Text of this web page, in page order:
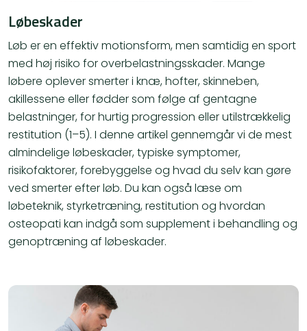
Løbeskader
Løb er en effektiv motionsform, men samtidig en sport
med høj risiko for overbelastningsskader. Mange
løbere oplever smerter i knæ, hofter, skinneben,
akillessene eller fødder som følge af gentagne
belastninger, for hurtig progression eller utilstrækkelig
restitution (1–5). I denne artikel gennemgår vi de mest
almindelige løbeskader, typiske symptomer,
risikofaktorer, forebyggelse og hvad du selv kan gøre
ved smerter efter løb. Du kan også læse om
løbeteknik, styrketræning, restitution og hvordan
osteopati kan indgå som supplement i behandling og
genoptræning af løbeskader.